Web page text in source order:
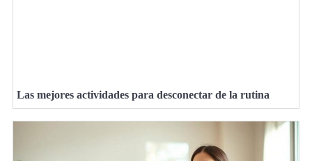
Las mejores actividades para desconectar de la rutina